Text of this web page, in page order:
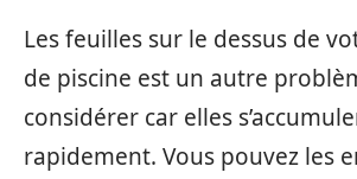
Les feuilles sur le dessus de
de piscine est un autre
considérer car elles
rapidement. Vous pouvez les